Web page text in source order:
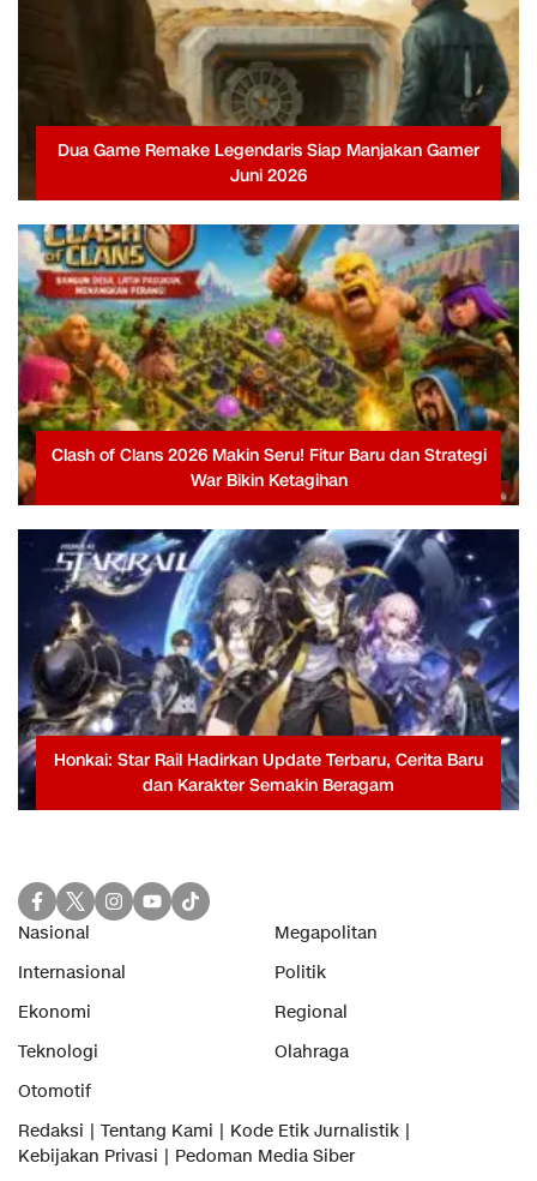
Dua Game Remake Legendaris Siap Manjakan Gamer
Juni 2026
Clash of Clans 2026 Makin Seru! Fitur Baru dan Strategi
War Bikin Ketagihan
Honkai: Star Rail Hadirkan Update Terbaru, Cerita Baru
dan Karakter Semakin Beragam
Nasional
Megapolitan
Internasional
Politik
Ekonomi
Regional
Teknologi
Olahraga
Otomotif
Redaksi
Tentang Kami
Kode Etik Jurnalistik
Kebijakan Privasi
Pedoman Media Siber